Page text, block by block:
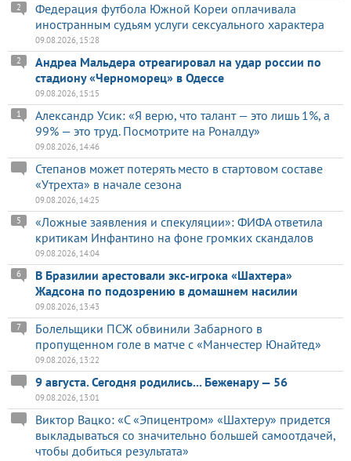
Федерация футбола Южной Кореи оплачивала
иностранным судьям услуги сексуального характера
2
09.08.2026, 15:28
Андреа Мальдера отреагировал на удар россии по
стадиону «Черноморец» в Одессе
2
09.08.2026, 15:15
Александр Усик: «Я верю, что талант — это лишь 1%, а
99% — это труд. Посмотрите на Роналду»
1
09.08.2026, 14:46
Степанов может потерять место в стартовом составе
«Утрехта» в начале сезона
09.08.2026, 14:25
«Ложные заявления и спекуляции»: ФИФА ответила
критикам Инфантино на фоне громких скандалов
5
09.08.2026, 14:04
В Бразилии арестовали экс-игрока «Шахтера»
Жадсона по подозрению в домашнем насилии
6
09.08.2026, 13:43
Болельщики ПСЖ обвинили Забарного в
пропущенном голе в матче с «Манчестер Юнайтед»
7
09.08.2026, 13:22
9 августа. Сегодня родились... Беженару — 56
09.08.2026, 13:01
Виктор Вацко: «С «Эпицентром» «Шахтеру» придется
выкладываться со значительно большей самоотдачей,
чтобы добиться результата»